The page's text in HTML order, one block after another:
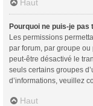
Haut
Pourquoi ne puis-je
Les permissions
par forum, par groupe
peut-être désactivé le
seuls certains groupes
d’informations, veuillez
Haut